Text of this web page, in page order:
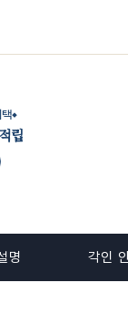
적립
명 각인